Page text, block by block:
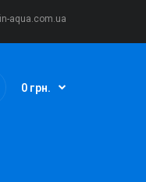
aqua.com.ua
0 грн.